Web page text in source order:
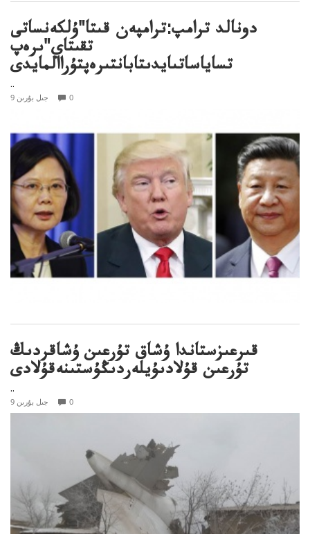
دونالد ترامپ:ترامپەن قىتا"ۇلكەنساتى
تقىتاي"ىرەپ
تساياساتىايدىتابانتىرەپتۇراالمايدى
..
9 جىل بۇرىن 0
قىرعىزستاندا ۇشاق تۇرعىن ۇشاقردىڭ
تۇرعىن قۇلادىۇيلەردىڭۇستىنەقۇلادى
..
9 جىل بۇرىن 0